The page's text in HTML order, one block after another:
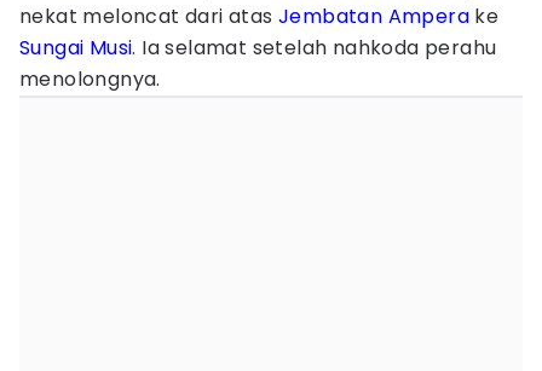
nekat meloncat dari atas Jembatan Ampera ke
Sungai Musi. Ia selamat setelah nahkoda perahu
menolongnya.